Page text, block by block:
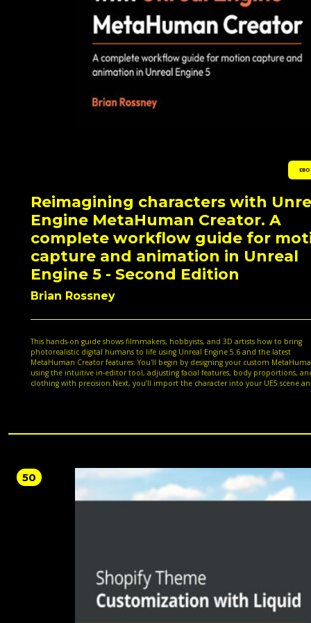
Reimagining characters with
Engine MetaHuman Creator. A
complete workflow guide for
capture and animation in Unreal
Engine 5 - Second Edition
Brian Rossney
This hands-on guide shows filmmakers, hobbyists, and 3D artists how to bring
photorealistic digital humans to life using Unreal Engine 5.6 and the latest
MetaHuman Creator features. You'll begin by designing your custom
using the intuitive in-editor tool, adjusting facial features, body proportions,
clothing with precision.Next, you’ll import the character into your UE5 scene
for believable, production-ready animation.Finally, you’ll animate and render
plugin support for Maya, Houdini, and Blender, and new capabilities like
facial animation and auto-fitting clothing, this second edition equips you with
everything you need to create compelling, cinematic digital humans in real-
time.*Email sign-up and proof of purchase required
50